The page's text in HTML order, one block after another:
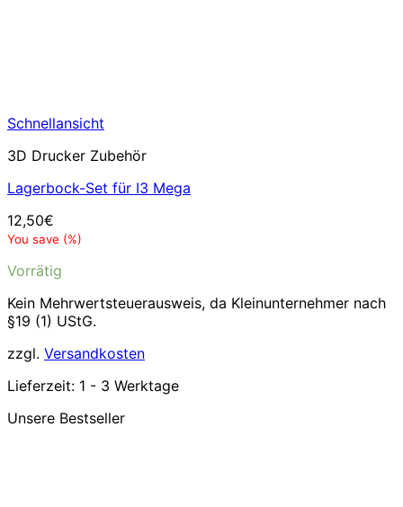
Schnellansicht
3D Drucker Zubehör
Lagerbock-Set für I3 Mega
12,50€
You save (%)
Vorrätig
Kein Mehrwertsteuerausweis, da Kleinunternehmer nach
§19 (1) UStG.
zzgl. Versandkosten
Lieferzeit: 1 - 3 Werktage
Unsere Bestseller